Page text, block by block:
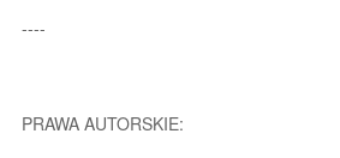
----
PRAWA AUTORSKIE: